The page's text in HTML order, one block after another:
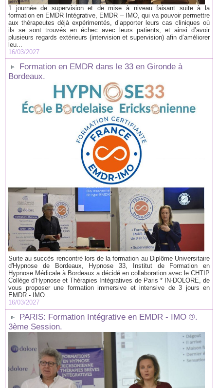
1 journée de supervision et de mise à niveau faisant suite à la
formation en EMDR Intégrative, EMDR – IMO, qui va pouvoir permettre
aux thérapeutes déjà expérimentés, d’apporter leurs cas cliniques où
ils se sont trouvés en échec avec leurs patients, et ainsi d’avoir
plusieurs regards extérieurs (intervision et supervision) afin d’améliorer
leu...
16/03/2027
Formation en EMDR dans le 33 en Gironde à
Bordeaux.
Suite au succès rencontré lors de la formation au Diplôme Universitaire
d'Hypnose de Bordeaux, Hypnose 33, Institut de Formation en
Hypnose Médicale à Bordeaux a décidé en collaboration avec le CHTIP
Collège d'Hypnose et Thérapies Intégratives de Paris * IN-DOLORE, de
vous proposer une formation immersive et intensive de 3 jours en
EMDR - IMO...
16/03/2027
PARIS: Formation Intégrative en EMDR - IMO ®.
3ème Session.